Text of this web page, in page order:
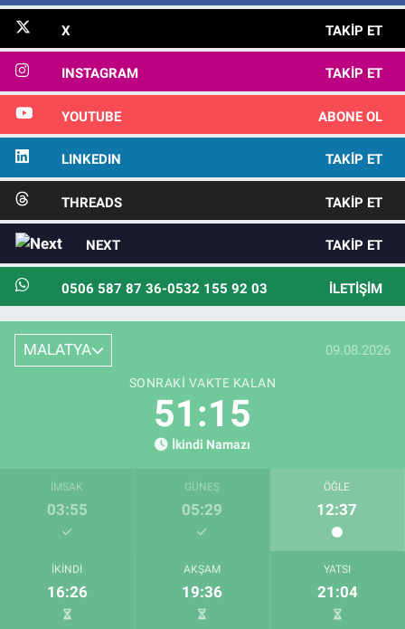
X TAKIP ET
INSTAGRAM TAKIP ET
YOUTUBE ABONE OL
LINKEDIN TAKIP ET
THREADS TAKIP ET
NEXT TAKIP ET
0506 587 87 36-0532 155 92 03 İLETIŞIM
MALATYA 09.08.2026
SONRAKI VAKTE KALAN
51:13
İkindi Namazı
İMSAK
03:55
GÜNEŞ
05:29
ÖĞLE
12:37
İKINDI
16:26
AKŞAM
19:36
YATSI
21:04